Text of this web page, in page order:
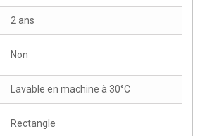
2 ans
Non
Lavable en machine à 30°C
Rectangle